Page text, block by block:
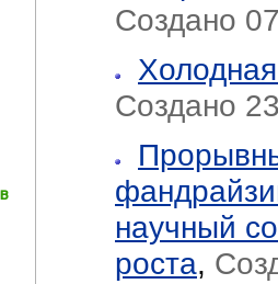
Создано
Создано
научный
роста,